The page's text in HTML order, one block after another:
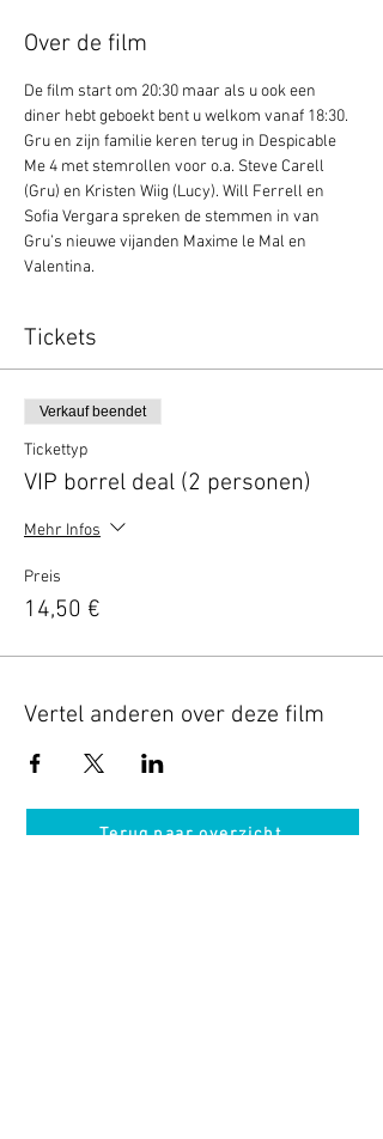
Over de film
De film start om 20:30 maar als u ook een
diner hebt geboekt bent u welkom vanaf 18:30.
Gru en zijn familie keren terug in Despicable
Me 4 met stemrollen voor o.a. Steve Carell
(Gru) en Kristen Wiig (Lucy). Will Ferrell en
Sofia Vergara spreken de stemmen in van
Gru’s nieuwe vijanden Maxime le Mal en
Valentina.
Tickets
Verkauf beendet
Tickettyp
VIP borrel deal (2 personen)
Mehr Infos
Preis
14,50 €
Vertel anderen over deze film
Terug naar overzicht